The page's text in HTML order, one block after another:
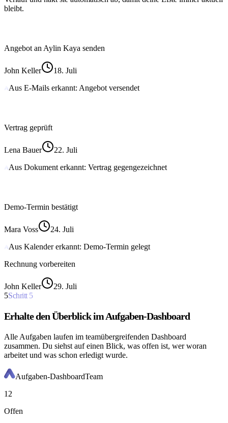
bleibt.
Angebot an Aylin Kaya senden
John Keller
18. Juli
Aus E-Mails erkannt: Angebot versendet
Vertrag geprüft
Lena Bauer
22. Juli
Aus Dokument erkannt: Vertrag gegengezeichnet
Demo-Termin bestätigt
Mara Voss
24. Juli
Aus Kalender erkannt: Demo-Termin gelegt
Rechnung vorbereiten
John Keller
29. Juli
5Schritt 5
Erhalte den Überblick im Aufgaben-Dashboard
Alle Aufgaben laufen im teamübergreifenden Dashboard
zusammen. Du siehst auf einen Blick, was offen ist, wer woran
arbeitet und was schon erledigt wurde.
Aufgaben-DashboardTeam
12
Offen